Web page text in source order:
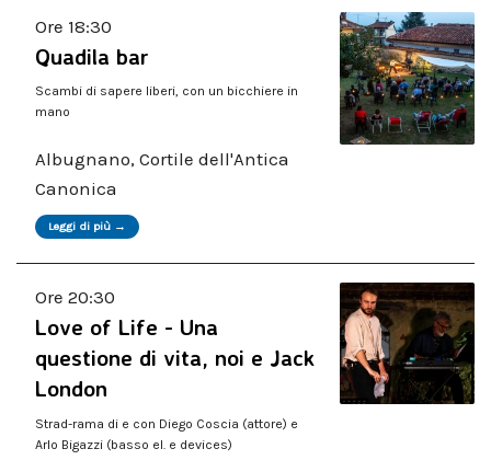
Ore 18:30
Quadila bar
Scambi di sapere liberi, con un bicchiere in
mano
Albugnano, Cortile dell'Antica
Canonica
Leggi di più →
Ore 20:30
Love of Life - Una
questione di vita, noi e Jack
London
Strad-rama di e con Diego Coscia (attore) e
Arlo Bigazzi (basso el. e devices)